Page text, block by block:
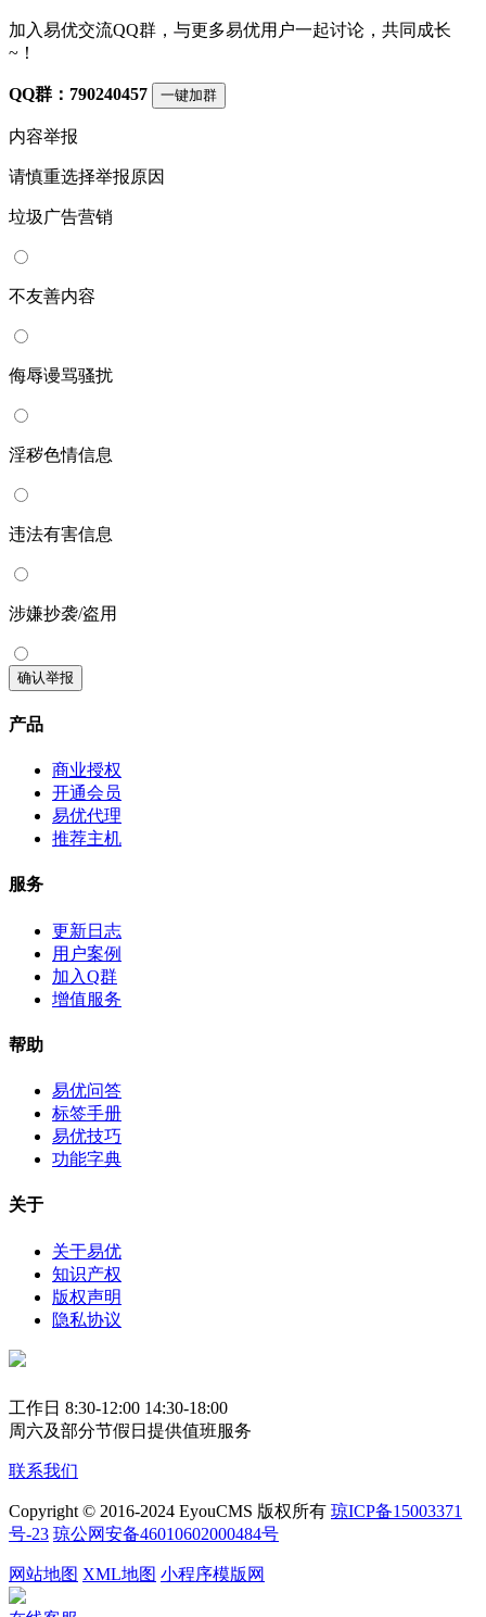
加入易优交流QQ群，与更多易优用户一起讨论，共同成长
~！
QQ群：790240457 一键加群
内容举报
请慎重选择举报原因
垃圾广告营销
不友善内容
侮辱谩骂骚扰
淫秽色情信息
违法有害信息
涉嫌抄袭/盗用
确认举报
产品
商业授权
开通会员
易优代理
推荐主机
服务
更新日志
用户案例
加入Q群
增值服务
帮助
易优问答
标签手册
易优技巧
功能字典
关于
关于易优
知识产权
版权声明
隐私协议
工作日 8:30-12:00 14:30-18:00
周六及部分节假日提供值班服务
联系我们
Copyright © 2016-2024 EyouCMS 版权所有 琼ICP备15003371
号-23 琼公网安备46010602000484号
网站地图 XML地图 小程序模版网